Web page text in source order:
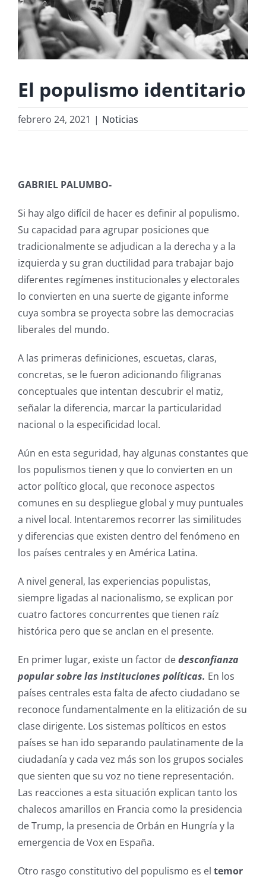
El populismo identitario
febrero 24, 2021 | Noticias
GABRIEL PALUMBO-
Si hay algo difícil de hacer es definir al populismo.
Su capacidad para agrupar posiciones que
tradicionalmente se adjudican a la derecha y a la
izquierda y su gran ductilidad para trabajar bajo
diferentes regímenes institucionales y electorales
lo convierten en una suerte de gigante informe
cuya sombra se proyecta sobre las democracias
liberales del mundo.
A las primeras definiciones, escuetas, claras,
concretas, se le fueron adicionando filigranas
conceptuales que intentan descubrir el matiz,
señalar la diferencia, marcar la particularidad
nacional o la especificidad local.
Aún en esta seguridad, hay algunas constantes que
los populismos tienen y que lo convierten en un
actor político glocal, que reconoce aspectos
comunes en su despliegue global y muy puntuales
a nivel local. Intentaremos recorrer las similitudes
y diferencias que existen dentro del fenómeno en
los países centrales y en América Latina.
A nivel general, las experiencias populistas,
siempre ligadas al nacionalismo, se explican por
cuatro factores concurrentes que tienen raíz
histórica pero que se anclan en el presente.
En primer lugar, existe un factor dedesconfianza
popular sobre las instituciones políticas. En los
países centrales esta falta de afecto ciudadano se
reconoce fundamentalmente en la elitización de su
clase dirigente. Los sistemas políticos en estos
países se han ido separando paulatinamente de la
ciudadanía y cada vez más son los grupos sociales
que sienten que su voz no tiene representación.
Las reacciones a esta situación explican tanto los
chalecos amarillos en Francia como la presidencia
de Trump, la presencia de Orbán en Hungría y la
emergencia de Vox en España.
Otro rasgo constitutivo del populismo es el temor